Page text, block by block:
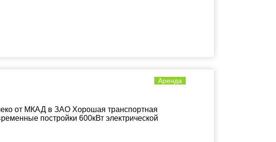
Аренда
от МКАД в ЗАО Хорошая транспортная
постройки 600кВт электрической